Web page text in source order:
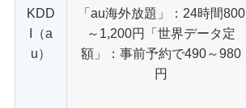
KDD
I（a
u）
「au海外放題」：24時間800
～1,200円「世界データ定
額」：事前予約で490～980
円